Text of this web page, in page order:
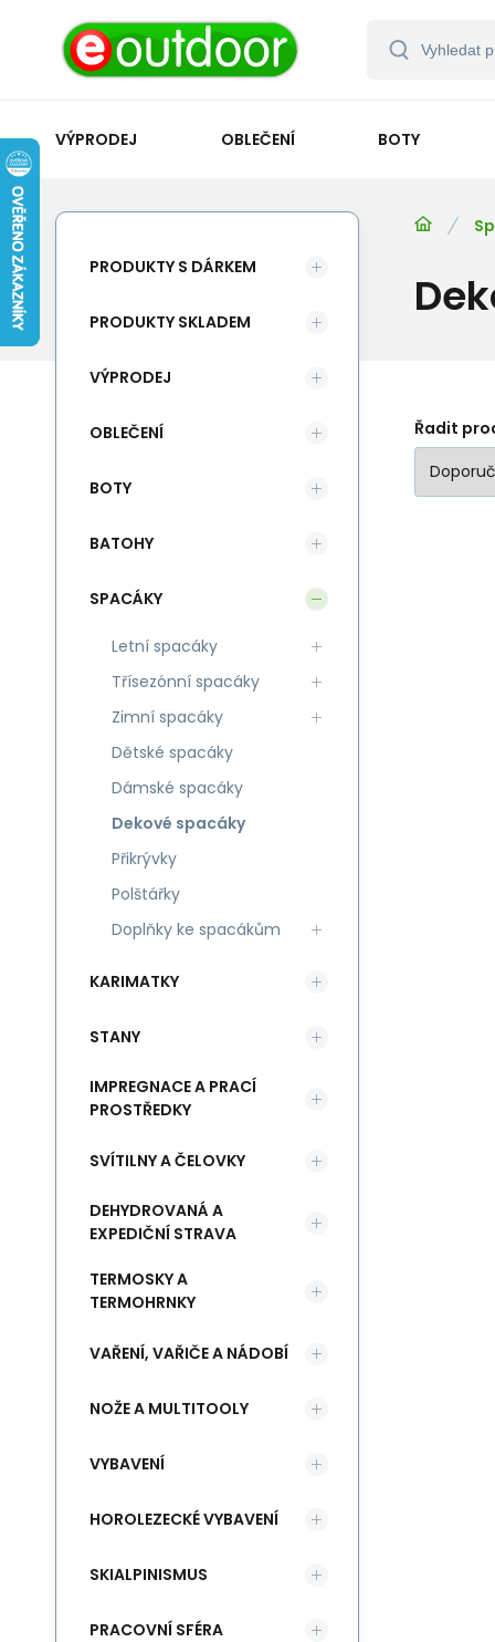
VÝPRODEJ OBLEČENÍ BOTY
Řadit
PRODUKTY S DÁRKEM
PRODUKTY SKLADEM
VÝPRODEJ
OBLEČENÍ
BOTY
BATOHY
SPACÁKY
Letní spacáky
Třísezónní spacáky
Zimní spacáky
Dětské spacáky
Dámské spacáky
Dekové spacáky
Přikrývky
Polštářky
Doplňky ke spacákům
KARIMATKY
STANY
IMPREGNACE A PRACÍ
PROSTŘEDKY
SVÍTILNY A ČELOVKY
DEHYDROVANÁ A
EXPEDIČNÍ STRAVA
TERMOSKY A
TERMOHRNKY
VAŘENÍ, VAŘIČE A NÁDOBÍ
NOŽE A MULTITOOLY
VYBAVENÍ
HOROLEZECKÉ VYBAVENÍ
SKIALPINISMUS
PRACOVNÍ SFÉRA